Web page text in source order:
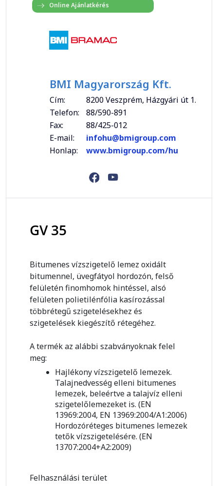
BMI Magyarország Kft.
Cím:
8200 Veszprém, Házgyári út 1.
Telefon:
88/590-891
Fax:
88/425-012
E-mail:
infohu@bmigroup.com
Honlap:
www.bmigroup.com/hu
GV 35
Bitumenes vízszigetelő lemez oxidált
bitumennel, üvegfátyol hordozón, felső
felületén finomhomok hintéssel, alsó
felületen polietilénfólia kasírozással
többrétegű szigetelésekhez és
szigetelések kiegészítő rétegéhez.
A termék az alábbi szabványoknak felel
meg:
Hajlékony vízszigetelő lemezek.
Talajnedvesség elleni bitumenes
lemezek, beleértve a talajvíz elleni
szigetelőlemezeket is. (EN
13969:2004, EN 13969:2004/A1:2006)
Hordozóréteges bitumenes lemezek
tetők vízszigetelésére. (EN
13707:2004+A2:2009)
Felhasználási terület